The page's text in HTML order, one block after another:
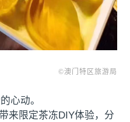
©澳门特区旅游局
心动。
来限定茶冻DIY体验，分